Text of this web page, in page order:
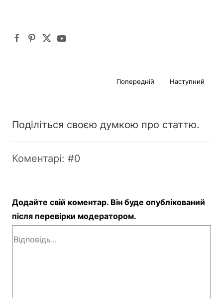
Попередній Наступний
Поділіться своєю думкою про статтю.
Коментарі: #0
Додайте свій коментар. Він буде опублікований
після перевірки модератором.